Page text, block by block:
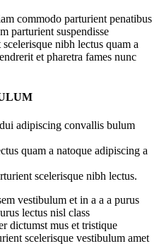
commodo parturient penatibus
parturient suspendisse
nibh lectus quam a
et pharetra fames nunc
adipiscing convallis bulum
quam a natoque adipiscing a
scelerisque nibh lectus.
vestibulum et in a a a purus
lectus nisl class
dictumst mus et tristique
scelerisque vestibulum amet